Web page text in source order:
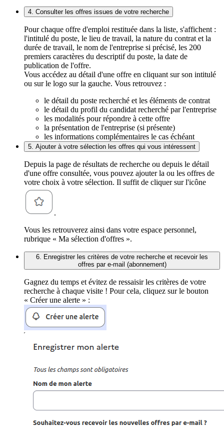
4. Consulter les offres issues de votre recherche
Pour chaque offre d'emploi restituée dans la liste, s'affichent :
l'intitulé du poste, le lieu de travail, la nature du contrat et la
durée de travail, le nom de l'entreprise si précisé, les 200
premiers caractères du descriptif du poste, la date de
publication de l'offre.
Vous accédez au détail d'une offre en cliquant sur son intitulé
ou sur le logo sur la gauche. Vous retrouvez :
le détail du poste recherché et les éléments de contrat
le détail du profil du candidat recherché par l'entreprise
les modalités pour répondre à cette offre
la présentation de l'entreprise (si présente)
les informations complémentaires le cas échéant
5. Ajouter à votre sélection les offres qui vous intéressent
Depuis la page de résultats de recherche ou depuis le détail
d'une offre consultée, vous pouvez ajouter la ou les offres de
votre choix à votre sélection. Il suffit de cliquer sur l'icône
.
Vous les retrouverez ainsi dans votre espace personnel,
rubrique « Ma sélection d'offres ».
6. Enregistrer les critères de votre recherche et recevoir les
offres par e-mail (abonnement)
Gagnez du temps et évitez de ressaisir les critères de votre
recherche à chaque visite ! Pour cela, cliquez sur le bouton
« Créer une alerte » :